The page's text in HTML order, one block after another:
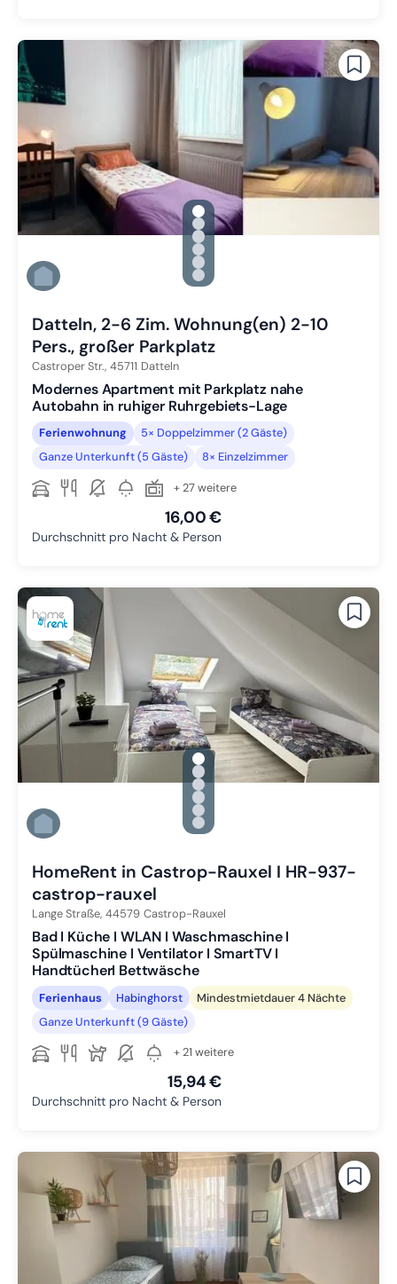
gallery.slide_selector
Zu Slide 1 wechseln
Zu Slide 2 wechseln
Zu Slide 3 wechseln
Zu Slide 4 wechseln
Zu Slide 5 wechseln
Zu Slide 6 wechseln
Datteln, 2-6 Zim. Wohnung(en) 2-10
Pers., großer Parkplatz
Castroper Str., 45711 Datteln
Modernes Apartment mit Parkplatz nahe
Autobahn in ruhiger Ruhrgebiets-Lage
Ferienwohnung
5× Doppelzimmer (2 Gäste)
Ganze Unterkunft (5 Gäste)
8× Einzelzimmer
+ 27 weitere
16,00 €
Durchschnitt pro Nacht & Person
gallery.slide_selector
Zu Slide 1 wechseln
Zu Slide 2 wechseln
Zu Slide 3 wechseln
Zu Slide 4 wechseln
Zu Slide 5 wechseln
Zu Slide 6 wechseln
HomeRent in Castrop-Rauxel I HR-937-
castrop-rauxel
Lange Straße, 44579 Castrop-Rauxel
Bad I Küche I WLAN I Waschmaschine I
Spülmaschine I Ventilator I SmartTV I
HandtücherI Bettwäsche
Ferienhaus Habinghorst
Mindestmietdauer 4 Nächte
Ganze Unterkunft (9 Gäste)
+ 21 weitere
15,94 €
Durchschnitt pro Nacht & Person